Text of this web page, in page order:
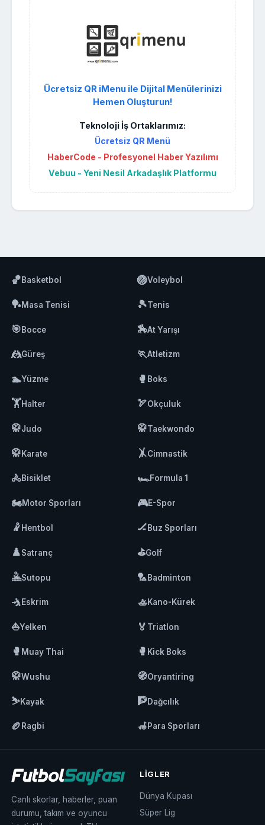
Ücretsiz QR iMenu ile Dijital Menülerinizi
Hemen Oluşturun!
Teknoloji İş Ortaklarımız:
Ücretsiz QR Menü
HaberCode - Profesyonel Haber Yazılımı
Vebuu - Yeni Nesil Arkadaşlık Platformu
🏀Basketbol 🏐Voleybol
🏓Masa Tenisi 🎾Tenis
🎯Bocce 🏇At Yarışı
🤼Güreş 🏃Atletizm
🏊Yüzme 🥊 Boks
🏋️Halter 🏹Okçuluk
🥋Judo 🥋Taekwondo
🥋Karate 🤸Cimnastik
🚴Bisiklet 🏎️Formula 1
🏍️Motor Sporları 🎮E-Spor
🤾 Hentbol 🏒Buz Sporları
♟️Satranç ⛳Golf
🤽Sutopu 🏸Badminton
🤺Eskrim 🚣Kano-Kürek
⛵Yelken 🏅 Triatlon
🥊 Muay Thai 🥊 Kick Boks
🥋Wushu 🧭Oryantiring
⛷️Kayak 🧗Dağcılık
🏉 Ragbi 🦽Para Sporları
Canlı skorlar, haberler, puan
durumu, takım ve oyuncu
LIGLER
Dünya Kupası
Süper Lig